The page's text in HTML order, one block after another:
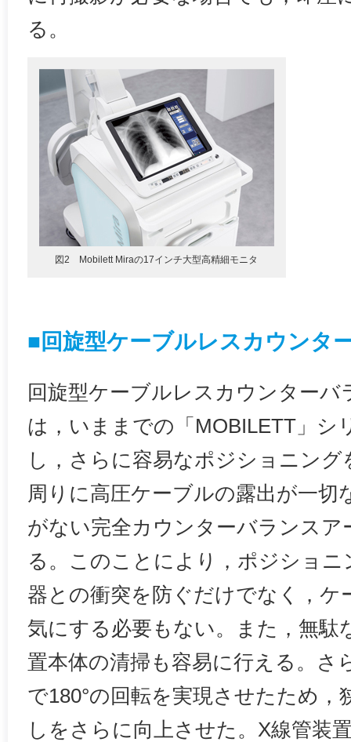
る。
図2 Mobilett Miraの17インチ大型高精細モニタ
■回旋型ケーブルレスカウンタ
回旋型ケーブルレスカウンターバ
は，いままでの「MOBILETT」シ
し，さらに容易なポジショニン
周りに高圧ケーブルの露出が一切
がない完全カウンターバランスア
る。このことにより，ポジショ
器との衝突を防ぐだけでなく，ケ
気にする必要もない。また，無駄
置本体の清掃も容易に行える。さ
で180°の回転を実現させたため，
しをさらに向上させた。X線管装